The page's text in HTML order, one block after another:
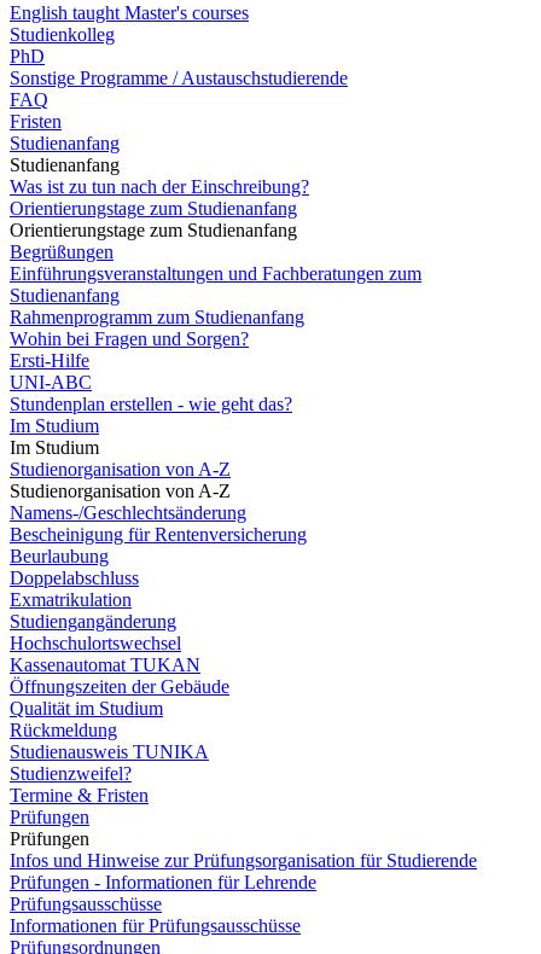
English taught Master's courses
Studienkolleg
PhD
Sonstige Programme / Austauschstudierende
FAQ
Fristen
Studienanfang
Studienanfang
Was ist zu tun nach der Einschreibung?
Orientierungstage zum Studienanfang
Orientierungstage zum Studienanfang
Begrüßungen
Einführungsveranstaltungen und Fachberatungen zum
Studienanfang
Rahmenprogramm zum Studienanfang
Wohin bei Fragen und Sorgen?
Ersti-Hilfe
UNI-ABC
Stundenplan erstellen - wie geht das?
Im Studium
Im Studium
Studienorganisation von A-Z
Studienorganisation von A-Z
Namens-/Geschlechtsänderung
Bescheinigung für Rentenversicherung
Beurlaubung
Doppelabschluss
Exmatrikulation
Studiengangänderung
Hochschulortswechsel
Kassenautomat TUKAN
Öffnungszeiten der Gebäude
Qualität im Studium
Rückmeldung
Studienausweis TUNIKA
Studienzweifel?
Termine & Fristen
Prüfungen
Prüfungen
Infos und Hinweise zur Prüfungsorganisation für Studierende
Prüfungen - Informationen für Lehrende
Prüfungsausschüsse
Informationen für Prüfungsausschüsse
Prüfungsordnungen